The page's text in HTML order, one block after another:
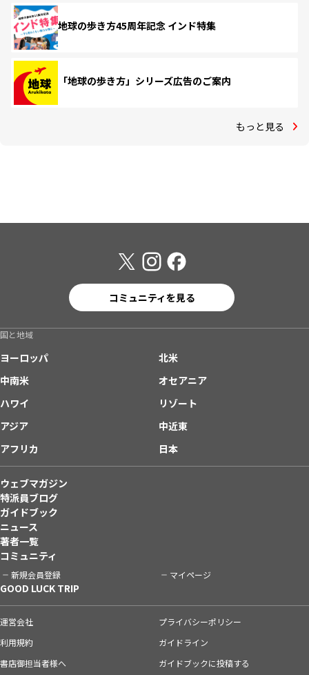
地球の歩き方45周年記念 インド特集
「地球の歩き方」シリーズ広告のご案内
もっと見る
コミュニティを見る
国と地域
ヨーロッパ
北米
中南米
オセアニア
ハワイ
リゾート
アジア
中近東
アフリカ
日本
ウェブマガジン
特派員ブログ
ガイドブック
ニュース
著者一覧
コミュニティ
新規会員登録 マイページ
GOOD LUCK TRIP
運営会社
プライバシーポリシー
利用規約
ガイドライン
書店御担当者様へ
ガイドブックに投稿する